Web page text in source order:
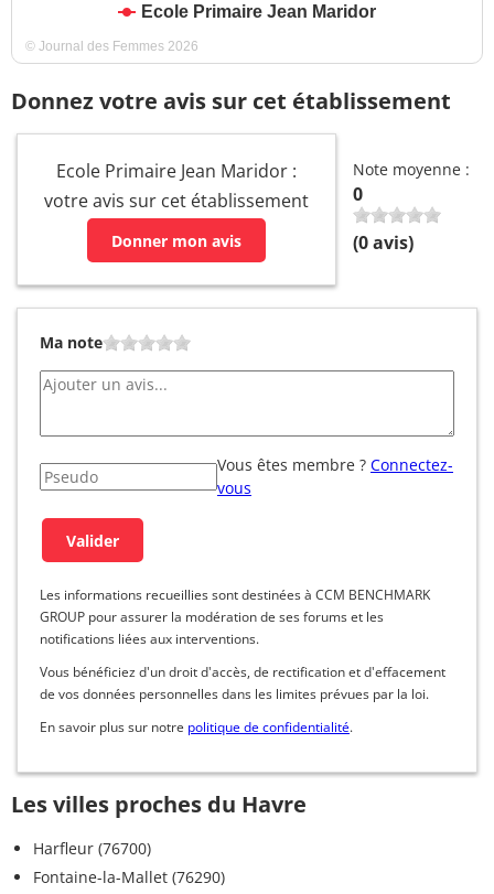
Ecole Primaire Jean Maridor
© Journal des Femmes 2026
Donnez votre avis sur cet établissement
Ecole Primaire Jean Maridor :
votre avis sur cet établissement
Donner mon avis
Note moyenne :
0
(0avis)
Ma note
Vous êtes membre ? Connectez-
vous
Les informations recueillies sont destinées à CCM BENCHMARK
GROUP pour assurer la modération de ses forums et les
notifications liées aux interventions.
Vous bénéficiez d'un droit d'accès, de rectification et d'effacement
de vos données personnelles dans les limites prévues par la loi.
En savoir plus sur notre politique de confidentialité.
Les villes proches du Havre
Harfleur (76700)
Fontaine-la-Mallet (76290)